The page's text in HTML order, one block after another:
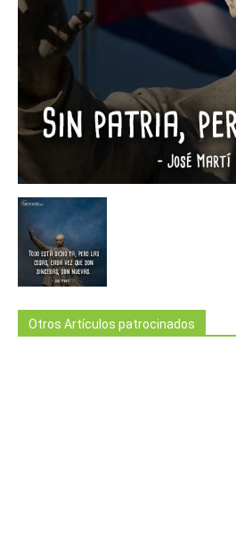
Otros Artículos patrocinados